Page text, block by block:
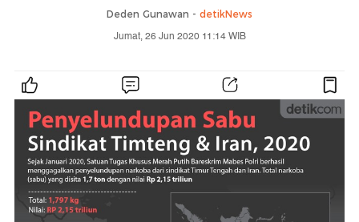
Deden Gunawan - detikNews
Jumat, 26 Jun 2020 11:14 WIB